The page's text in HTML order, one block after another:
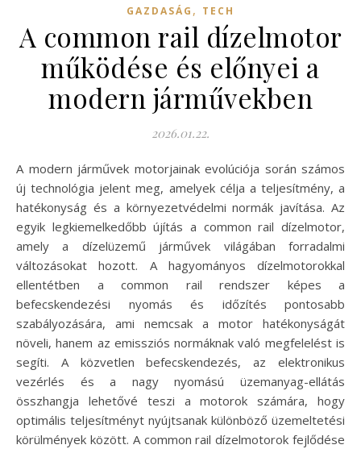
GAZDASÁG , TECH
A common rail dízelmotor
működése és előnyei a
modern járművekben
2026.01.22.
A modern járművek motorjainak evolúciója során számos
új technológia jelent meg, amelyek célja a teljesítmény, a
hatékonyság és a környezetvédelmi normák javítása. Az
egyik legkiemelkedőbb újítás a common rail dízelmotor,
amely a dízelüzemű járművek világában forradalmi
változásokat hozott. A hagyományos dízelmotorokkal
ellentétben a common rail rendszer képes a
befecskendezési nyomás és időzítés pontosabb
szabályozására, ami nemcsak a motor hatékonyságát
növeli, hanem az emissziós normáknak való megfelelést is
segíti. A közvetlen befecskendezés, az elektronikus
vezérlés és a nagy nyomású üzemanyag-ellátás
összhangja lehetővé teszi a motorok számára, hogy
optimális teljesítményt nyújtsanak különböző üzemeltetési
körülmények között. A common rail dízelmotorok fejlődése